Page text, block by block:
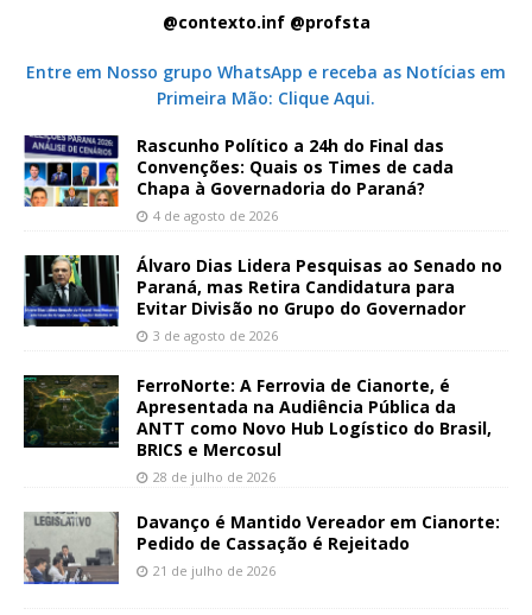
@contexto.inf @profsta
Entre em Nosso grupo WhatsApp e receba as Notícias em
Primeira Mão: Clique Aqui.
Rascunho Político a 24h do Final das
Convenções: Quais os Times de cada
Chapa à Governadoria do Paraná?
4 de agosto de 2026
Álvaro Dias Lidera Pesquisas ao Senado no
Paraná, mas Retira Candidatura para
Evitar Divisão no Grupo do Governador
3 de agosto de 2026
FerroNorte: A Ferrovia de Cianorte, é
Apresentada na Audiência Pública da
ANTT como Novo Hub Logístico do Brasil,
BRICS e Mercosul
28 de julho de 2026
Davanço é Mantido Vereador em Cianorte:
Pedido de Cassação é Rejeitado
21 de julho de 2026